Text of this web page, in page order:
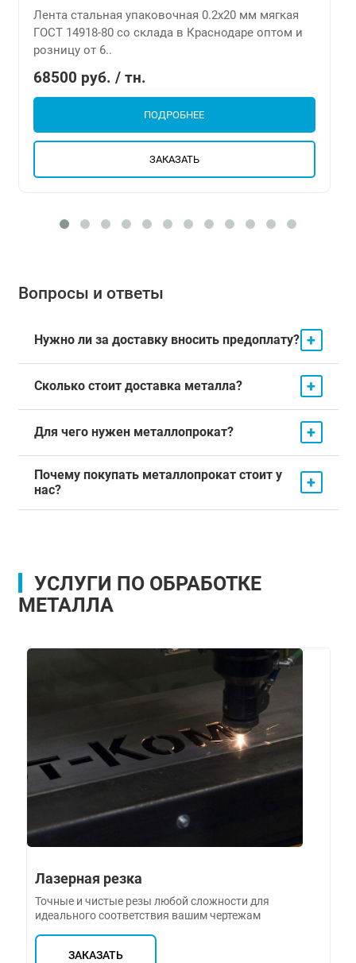
Лента стальная упаковочная 0.2х20 мм мягкая
ГОСТ 14918-80 со склада в Краснодаре оптом и
розницу от 6..
68500 руб. / тн.
ПОДРОБНЕЕ
ЗАКАЗАТЬ
Вопросы и ответы
Нужно ли за доставку вносить предоплату? +
Сколько стоит доставка металла? +
Для чего нужен металлопрокат? +
Почему покупать металлопрокат стоит у
нас?
+
УСЛУГИ ПО ОБРАБОТКЕ
МЕТАЛЛА
Лазерная резка
Точные и чистые резы любой сложности для
идеального соответствия вашим чертежам
ЗАКАЗАТЬ